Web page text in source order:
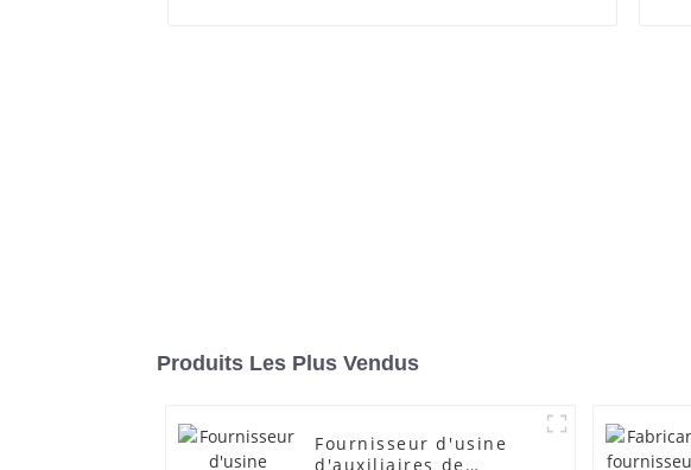
Produits Les Plus Vendus
Fournisseur d'usine
d'auxiliaires de